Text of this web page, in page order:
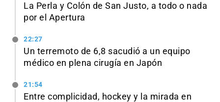
La Perla y Colón de San Justo, a todo o nada
por el Apertura
22:27
Un terremoto de 6,8 sacudió a un equipo
médico en plena cirugía en Japón
21:54
Entre complicidad, hockey y la mirada en